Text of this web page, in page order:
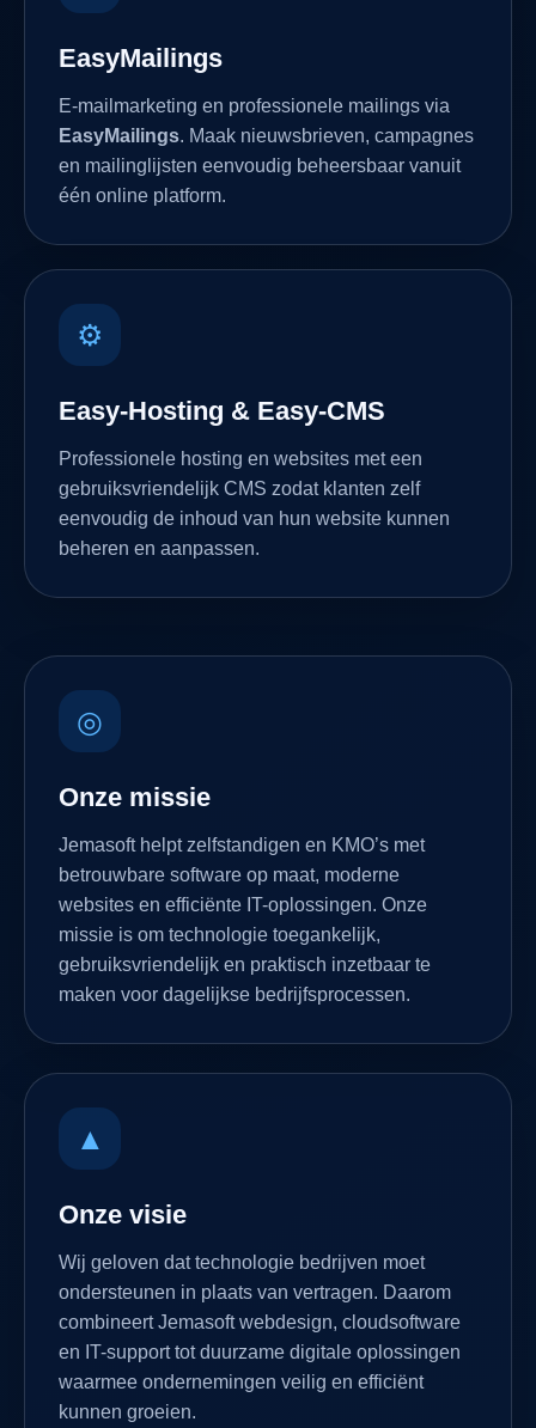
EasyMailings
E-mailmarketing en professionele mailings via
EasyMailings. Maak nieuwsbrieven, campagnes
en mailinglijsten eenvoudig beheersbaar vanuit
één online platform.
⚙
Easy-Hosting & Easy-CMS
Professionele hosting en websites met een
gebruiksvriendelijk CMS zodat klanten zelf
eenvoudig de inhoud van hun website kunnen
beheren en aanpassen.
◎
Onze missie
Jemasoft helpt zelfstandigen en KMO’s met
betrouwbare software op maat, moderne
websites en efficiënte IT-oplossingen. Onze
missie is om technologie toegankelijk,
gebruiksvriendelijk en praktisch inzetbaar te
maken voor dagelijkse bedrijfsprocessen.
▲
Onze visie
Wij geloven dat technologie bedrijven moet
ondersteunen in plaats van vertragen. Daarom
combineert Jemasoft webdesign, cloudsoftware
en IT-support tot duurzame digitale oplossingen
waarmee ondernemingen veilig en efficiënt
kunnen groeien.